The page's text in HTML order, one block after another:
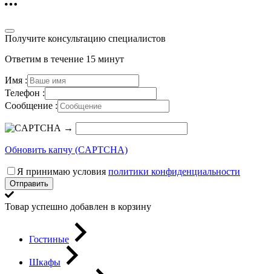
Получите консультацию специалистов
Ответим в течение 15 минут
Имя :
Телефон :
Сообщение :
→
Обновить капчу (CAPTCHA)
Я принимаю условия политики конфиденциальности
Отправить
Товар успешно добавлен в корзину
Гостиные
Шкафы